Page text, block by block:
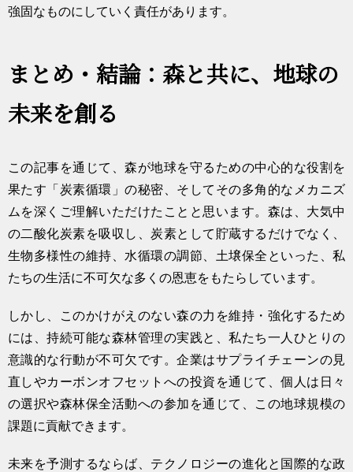
強固なものにしていく責任があります。
まとめ・結論：森と共に、地球の
未来を創る
この記事を通じて、森が地球を守るための中心的な役割を
果たす「炭素循環」の秘密、そしてその多角的なメカニズ
ムを深くご理解いただけたことと思います。森は、大気中
の二酸化炭素を吸収し、炭素として貯蔵するだけでなく、
生物多様性の維持、水循環の調節、土壌保全といった、私
たちの生活に不可欠な多くの恩恵をもたらしています。
しかし、このかけがえのない森の力を維持・強化するため
には、持続可能な森林管理の実践と、私たち一人ひとりの
意識的な行動が不可欠です。企業はサプライチェーンの見
直しやカーボンオフセットへの投資を通じて、個人は日々
の選択や森林保全活動への参加を通じて、この地球規模の
課題に貢献できます。
未来を予測するならば、テクノロジーの進化と国際的な政